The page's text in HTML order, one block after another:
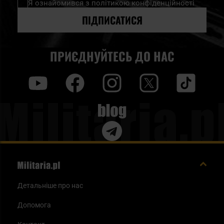
розсилку
Я ознайомився з політикою конфіденційності
ПІДПИСАТИСЯ
ПРИЄДНУЙТЕСЬ ДО НАС
Blog
Детальніше про нас
Допомога